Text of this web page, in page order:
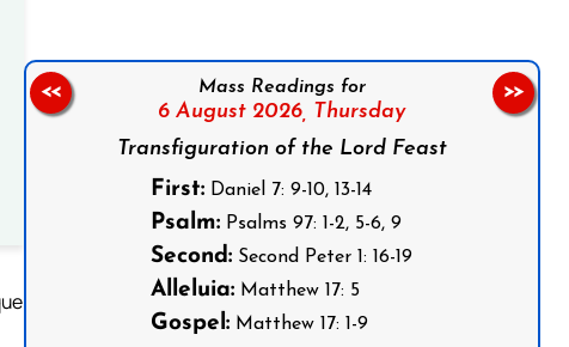
Mass Readings for
6 August 2026, Thursday
Transfiguration of the Lord Feast
First: Daniel 7: 9-10, 13-14
Psalm: Psalms 97: 1-2, 5-6, 9
Second: Second Peter 1: 16-19
Alleluia: Matthew 17: 5
Gospel: Matthew 17: 1-9
<< >>